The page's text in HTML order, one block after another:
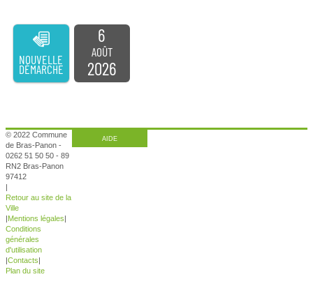
NOUVELLE
DÉMARCHE
6
AOÛT
2026
© 2022 Commune
de Bras-Panon -
0262 51 50 50 - 89
RN2 Bras-Panon
97412
|
Retour au site de la
Ville
|Mentions légales|
Conditions
générales
d'utilisation
|Contacts|
Plan du site
AIDE